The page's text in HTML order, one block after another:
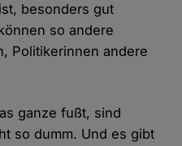
besonders gut
so andere
Politikerinnen andere
ganze fußt, sind
so dumm. Und es gibt